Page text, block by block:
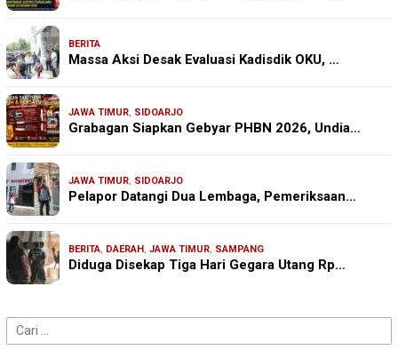
BERITA
Massa Aksi Desak Evaluasi Kadisdik OKU, …
JAWA TIMUR, SIDOARJO
Grabagan Siapkan Gebyar PHBN 2026, Undia…
JAWA TIMUR, SIDOARJO
Pelapor Datangi Dua Lembaga, Pemeriksaan…
BERITA, DAERAH, JAWA TIMUR, SAMPANG
Diduga Disekap Tiga Hari Gegara Utang Rp…
Cari
untuk: